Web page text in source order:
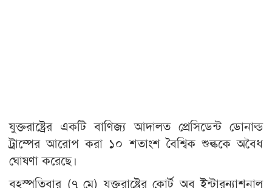
যুক্তরাষ্ট্রের একটি বাণিজ্য আদালত প্রেসিডেন্ট ডোনাল্ড
ট্রাম্পের আরোপ করা ১০ শতাংশ বৈশ্বিক শুল্ককে অবৈধ
ঘোষণা করেছে।
বৃহস্পতিবার (৭ মে) যুক্তরাষ্ট্রের কোর্ট অব ইন্টারন্যাশনাল